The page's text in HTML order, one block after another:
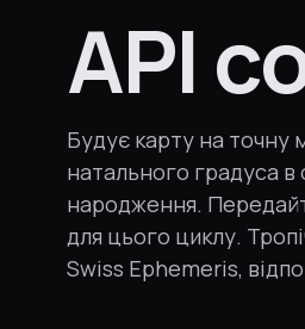
API
Будує карту на точну
натального градуса
народження.
для цього циклу.
Swiss Ephemeris,